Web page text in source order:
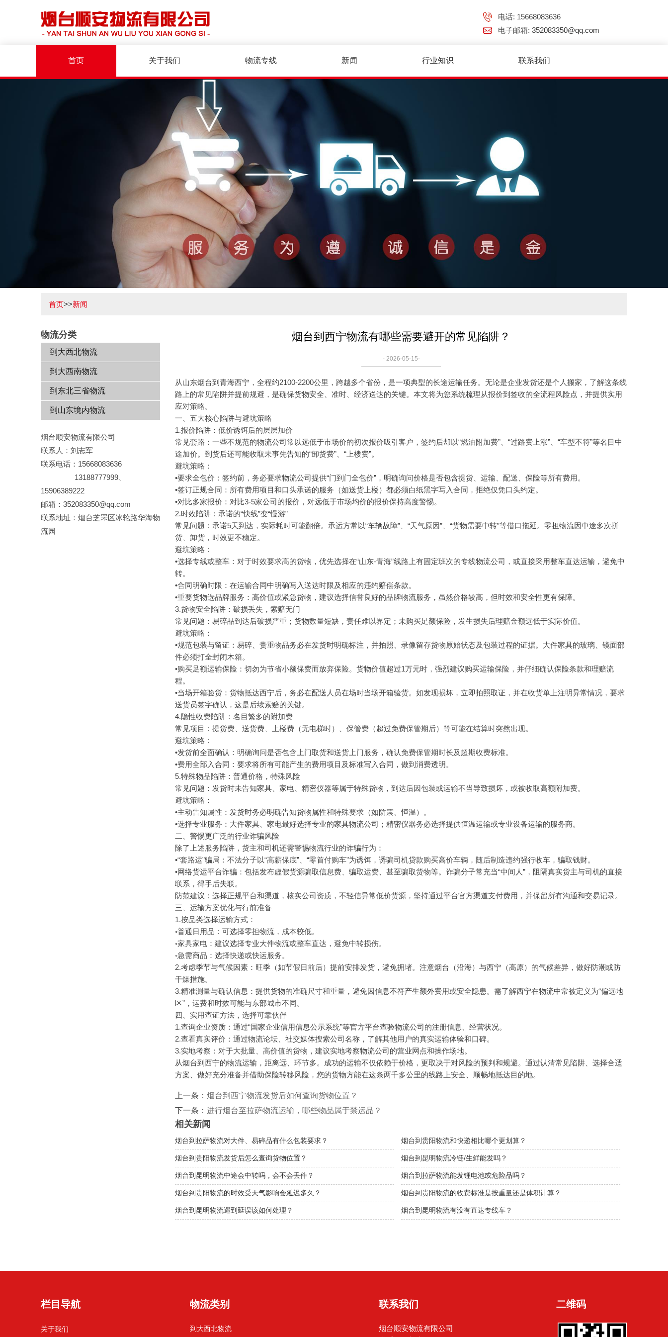
电话: 15668083636
电子邮箱: 352083350@qq.com
首页 关于我们 物流专线 新闻 行业知识 联系我们
首页>>新闻
物流分类
到大西北物流
到大西南物流
到东北三省物流
到山东境内物流
烟台顺安物流有限公司
联系人：刘志军
联系电话：15668083636
13188777999、
15906389222
邮箱：352083350@qq.com
联系地址：烟台芝罘区冰轮路华海物
流园
烟台到西宁物流有哪些需要避开的常见陷阱？
- 2026-05-15-
从山东烟台到青海西宁，全程约2100-2200公里，跨越多个省份，是一项典型的长途运输任务。无论是企业发货还是个人搬家，了解这条线
路上的常见陷阱并提前规避，是确保货物安全、准时、经济送达的关键。本文将为您系统梳理从报价到签收的全流程风险点，并提供实用
应对策略。
一、五大核心陷阱与避坑策略
1.报价陷阱：低价诱饵后的层层加价
常见套路：一些不规范的物流公司常以远低于市场价的初次报价吸引客户，签约后却以“燃油附加费”、“过路费上涨”、“车型不符”等名目中
途加价。到货后还可能收取未事先告知的“卸货费”、“上楼费”。
避坑策略：
•要求全包价：签约前，务必要求物流公司提供“门到门全包价”，明确询问价格是否包含提货、运输、配送、保险等所有费用。
•签订正规合同：所有费用项目和口头承诺的服务（如送货上楼）都必须白纸黑字写入合同，拒绝仅凭口头约定。
•对比多家报价：对比3-5家公司的报价，对远低于市场均价的报价保持高度警惕。
2.时效陷阱：承诺的“快线”变“慢游”
常见问题：承诺5天到达，实际耗时可能翻倍。承运方常以“车辆故障”、“天气原因”、“货物需要中转”等借口拖延。零担物流因中途多次拼
货、卸货，时效更不稳定。
避坑策略：
•选择专线或整车：对于时效要求高的货物，优先选择在“山东-青海”线路上有固定班次的专线物流公司，或直接采用整车直达运输，避免中
转。
•合同明确时限：在运输合同中明确写入送达时限及相应的违约赔偿条款。
•重要货物选品牌服务：高价值或紧急货物，建议选择信誉良好的品牌物流服务，虽然价格较高，但时效和安全性更有保障。
3.货物安全陷阱：破损丢失，索赔无门
常见问题：易碎品到达后破损严重；货物数量短缺，责任难以界定；未购买足额保险，发生损失后理赔金额远低于实际价值。
避坑策略：
•规范包装与留证：易碎、贵重物品务必在发货时明确标注，并拍照、录像留存货物原始状态及包装过程的证据。大件家具的玻璃、镜面部
件必须打全封闭木箱。
•购买足额运输保险：切勿为节省小额保费而放弃保险。货物价值超过1万元时，强烈建议购买运输保险，并仔细确认保险条款和理赔流
程。
•当场开箱验货：货物抵达西宁后，务必在配送人员在场时当场开箱验货。如发现损坏，立即拍照取证，并在收货单上注明异常情况，要求
送货员签字确认，这是后续索赔的关键。
4.隐性收费陷阱：名目繁多的附加费
常见项目：提货费、送货费、上楼费（无电梯时）、保管费（超过免费保管期后）等可能在结算时突然出现。
避坑策略：
•发货前全面确认：明确询问是否包含上门取货和送货上门服务，确认免费保管期时长及超期收费标准。
•费用全部入合同：要求将所有可能产生的费用项目及标准写入合同，做到消费透明。
5.特殊物品陷阱：普通价格，特殊风险
常见问题：发货时未告知家具、家电、精密仪器等属于特殊货物，到达后因包装或运输不当导致损坏，或被收取高额附加费。
避坑策略：
•主动告知属性：发货时务必明确告知货物属性和特殊要求（如防震、恒温）。
•选择专业服务：大件家具、家电最好选择专业的家具物流公司；精密仪器务必选择提供恒温运输或专业设备运输的服务商。
二、警惕更广泛的行业诈骗风险
除了上述服务陷阱，货主和司机还需警惕物流行业的诈骗行为：
•“套路运”骗局：不法分子以“高薪保底”、“零首付购车”为诱饵，诱骗司机贷款购买高价车辆，随后制造违约强行收车，骗取钱财。
•网络货运平台诈骗：包括发布虚假货源骗取信息费、骗取运费、甚至骗取货物等。诈骗分子常充当“中间人”，阻隔真实货主与司机的直接
联系，得手后失联。
防范建议：选择正规平台和渠道，核实公司资质，不轻信异常低价货源，坚持通过平台官方渠道支付费用，并保留所有沟通和交易记录。
三、运输方案优化与行前准备
1.按品类选择运输方式：
◦普通日用品：可选择零担物流，成本较低。
◦家具家电：建议选择专业大件物流或整车直达，避免中转损伤。
◦急需商品：选择快递或快运服务。
2.考虑季节与气候因素：旺季（如节假日前后）提前安排发货，避免拥堵。注意烟台（沿海）与西宁（高原）的气候差异，做好防潮或防
干燥措施。
3.精准测量与确认信息：提供货物的准确尺寸和重量，避免因信息不符产生额外费用或安全隐患。需了解西宁在物流中常被定义为“偏远地
区”，运费和时效可能与东部城市不同。
四、实用查证方法，选择可靠伙伴
1.查询企业资质：通过“国家企业信用信息公示系统”等官方平台查验物流公司的注册信息、经营状况。
2.查看真实评价：通过物流论坛、社交媒体搜索公司名称，了解其他用户的真实运输体验和口碑。
3.实地考察：对于大批量、高价值的货物，建议实地考察物流公司的营业网点和操作场地。
从烟台到西宁的物流运输，距离远、环节多。成功的运输不仅依赖于价格，更取决于对风险的预判和规避。通过认清常见陷阱、选择合适
方案、做好充分准备并借助保险转移风险，您的货物方能在这条两千多公里的线路上安全、顺畅地抵达目的地。
上一条： 烟台到西宁物流发货后如何查询货物位置？
下一条： 进行烟台至拉萨物流运输，哪些物品属于禁运品？
相关新闻
烟台到拉萨物流对大件、易碎品有什么包装要求？ 烟台到贵阳物流和快递相比哪个更划算？
烟台到贵阳物流发货后怎么查询货物位置？ 烟台到昆明物流冷链/生鲜能发吗？
烟台到昆明物流中途会中转吗，会不会丢件？ 烟台到拉萨物流能发锂电池或危险品吗？
烟台到贵阳物流的时效受天气影响会延迟多久？ 烟台到贵阳物流的收费标准是按重量还是体积计算？
烟台到昆明物流遇到延误该如何处理？ 烟台到昆明物流有没有直达专线车？
栏目导航
关于我们
物流类别
到大西北物流
联系我们
烟台顺安物流有限公司
二维码